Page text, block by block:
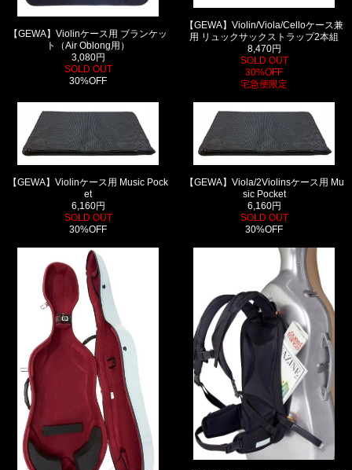
【GEWA】Violinケース用 ブランケッ
ト（Air Oblong用）
3,080円
SOLD OUT
30%OFF
【GEWA】Violin/Viola/Celloケース兼
用 リュックサックストラップ2本組
8,470円
SOLD OUT
30%OFF
宅急便限定
【GEWA】Violinケース用 Music Pock
et
6,160円
SOLD OUT
30%OFF
【GEWA】Viola/2Violinsケース用 Mu
sic Pocket
6,160円
SOLD OUT
30%OFF